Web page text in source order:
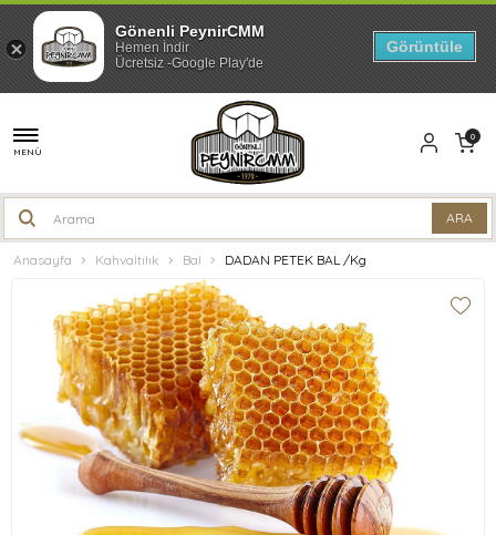
MENÜ
0
Anasayfa Kahvaltılık Bal DADAN PETEK BAL /Kg
Gönenli PeynirCMM
Hemen İndir
Ücretsiz -Google Play'de
Görüntüle